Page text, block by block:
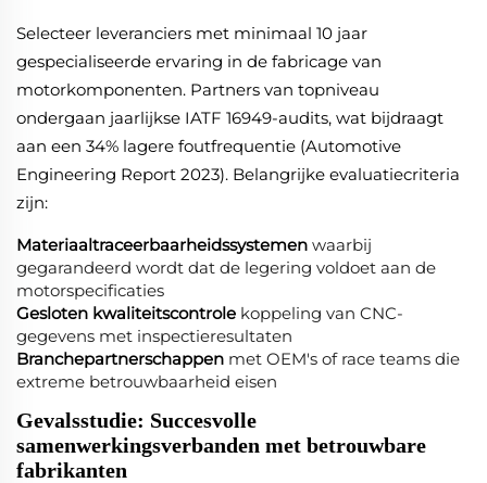
Selecteer leveranciers met minimaal 10 jaar
gespecialiseerde ervaring in de fabricage van
motorkomponenten. Partners van topniveau
ondergaan jaarlijkse IATF 16949-audits, wat bijdraagt
aan een 34% lagere foutfrequentie (Automotive
Engineering Report 2023). Belangrijke evaluatiecriteria
zijn:
Materiaaltraceerbaarheidssystemen waarbij
gegarandeerd wordt dat de legering voldoet aan de
motorspecificaties
Gesloten kwaliteitscontrole koppeling van CNC-
gegevens met inspectieresultaten
Branchepartnerschappen met OEM's of race teams die
extreme betrouwbaarheid eisen
Gevalsstudie: Succesvolle
samenwerkingsverbanden met betrouwbare
fabrikanten